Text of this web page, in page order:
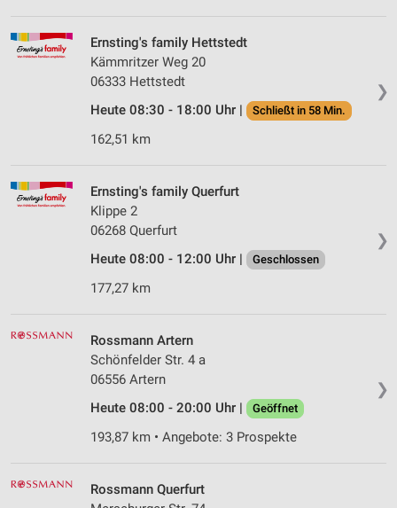
❯
Ernsting's family Hettstedt
Kämmritzer Weg 20
06333 Hettstedt
Heute 08:30 - 18:00 Uhr |
Schließt in 58 Min.
162,51 km
❯
Ernsting's family Querfurt
Klippe 2
06268 Querfurt
Heute 08:00 - 12:00 Uhr |
Geschlossen
177,27 km
❯
Rossmann Artern
Schönfelder Str. 4 a
06556 Artern
Heute 08:00 - 20:00 Uhr |
Geöffnet
193,87 km • Angebote: 3 Prospekte
Rossmann Querfurt